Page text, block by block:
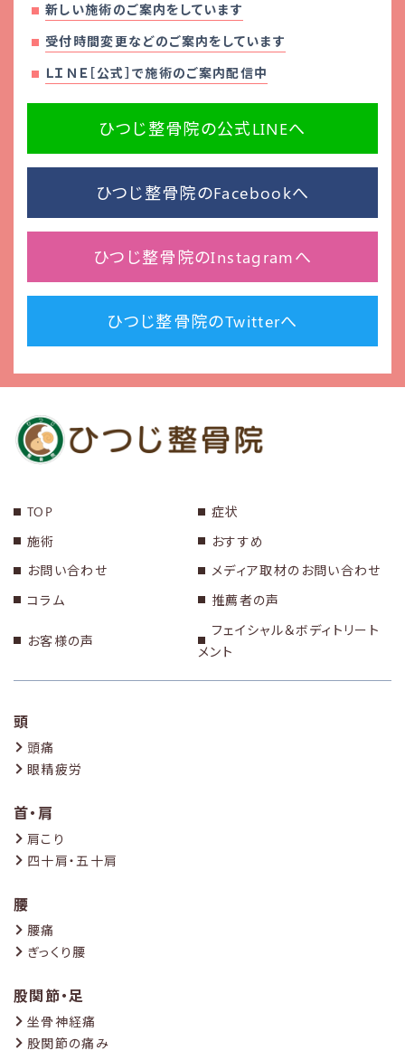
新しい施術のご案内をしています
受付時間変更などのご案内をしています
ＬＩＮＥ［公式］で施術のご案内配信中
ひつじ整骨院の公式LINEへ
ひつじ整骨院のFacebookへ
ひつじ整骨院のInstagramへ
ひつじ整骨院のTwitterへ
TOP
症状
施術
おすすめ
お問い合わせ
メディア取材のお問い合わせ
コラム
推薦者の声
お客様の声
フェイシャル＆ボディトリート
メント
頭
頭痛
眼精疲労
首・肩
肩こり
四十肩・五十肩
腰
腰痛
ぎっくり腰
股関節・足
坐骨神経痛
股関節の痛み